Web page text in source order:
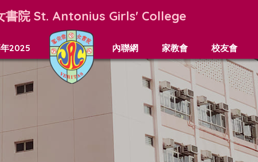
書院 St. Antonius Girls' College
2025 內聯網 家教會 校友會